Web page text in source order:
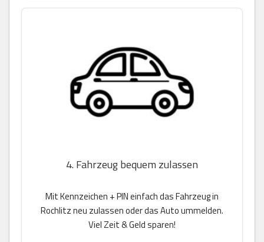
4. Fahrzeug bequem zulassen
Mit Kennzeichen + PIN einfach das Fahrzeug in
Rochlitz neu zulassen oder das Auto ummelden.
Viel Zeit & Geld sparen!